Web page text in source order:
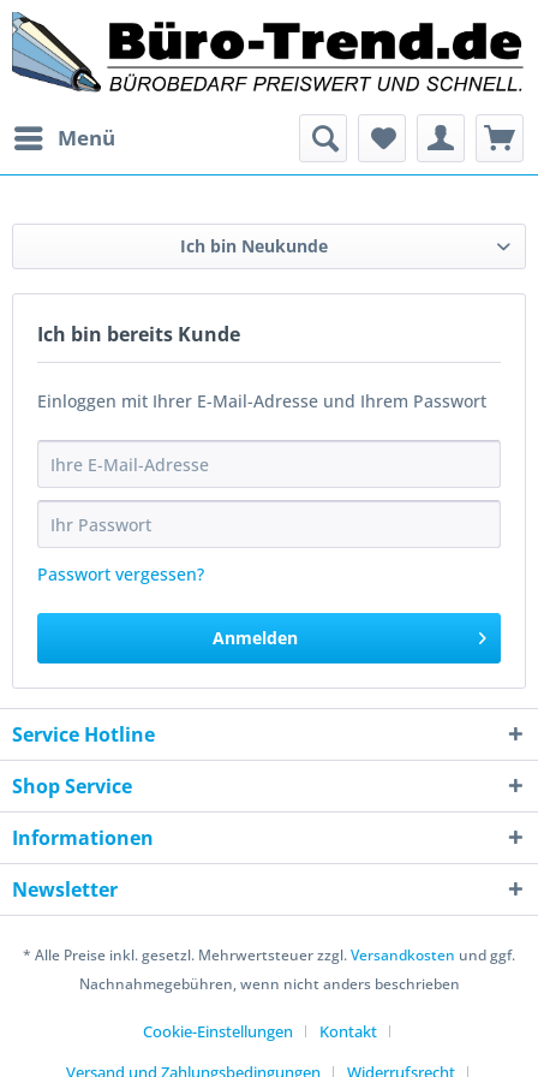
Menü
Ich bin Neukunde
Ich bin bereits Kunde
Einloggen mit Ihrer E-Mail-Adresse und Ihrem Passwort
Passwort vergessen?
Anmelden
Service Hotline
Shop Service
Informationen
Newsletter
* Alle Preise inkl. gesetzl. Mehrwertsteuer zzgl.Versandkosten und ggf.
Nachnahmegebühren, wenn nicht anders beschrieben
Cookie-Einstellungen
Kontakt
Versand und Zahlungsbedingungen
Widerrufsrecht